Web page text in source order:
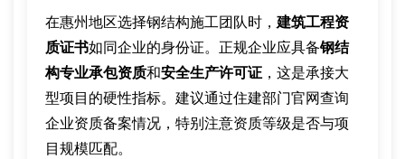
在惠州地区选择钢结构施工团队时， 建筑工程资
质证书如同企业的身份证。正规企业应具备钢结
构专业承包资质和安全生产许可证 ，这是承接大
型项目的硬性指标。建议通过住建部门官网查询
企业资质备案情况，特别注意资质等级是否与项
目规模匹配。